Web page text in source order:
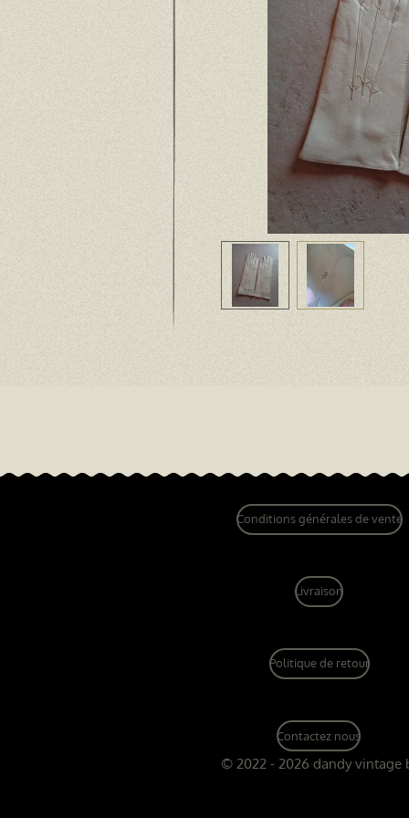
Conditions générales de vente
Livraison
Politique de retour
Contactez nous
© 2022 - 2026 dandy vintage